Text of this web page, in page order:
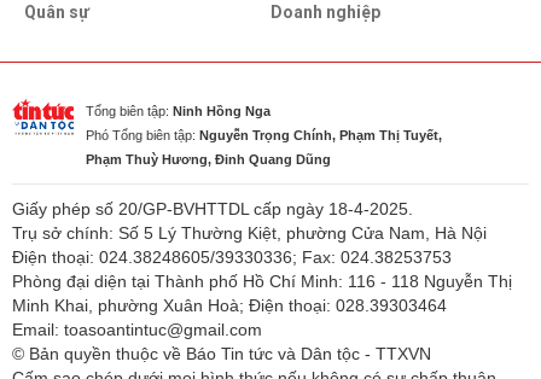
Quân sự
Doanh nghiệp
Tổng biên tập: Ninh Hồng Nga
Phó Tổng biên tập: Nguyễn Trọng Chính, Phạm Thị Tuyết,
Phạm Thuỳ Hương, Đinh Quang Dũng
Giấy phép số 20/GP-BVHTTDL cấp ngày 18-4-2025.
Trụ sở chính: Số 5 Lý Thường Kiệt, phường Cửa Nam, Hà Nội
Điện thoại: 024.38248605/39330336; Fax: 024.38253753
Phòng đại diện tại Thành phố Hồ Chí Minh: 116 - 118 Nguyễn Thị
Minh Khai, phường Xuân Hoà; Điện thoại: 028.39303464
Email: toasoantintuc@gmail.com
© Bản quyền thuộc về Báo Tin tức và Dân tộc - TTXVN